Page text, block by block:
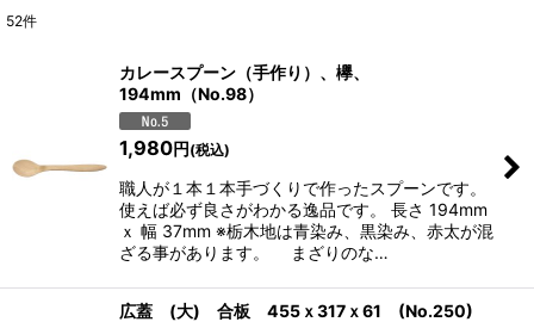
絞り込む
52件
カレースプーン（手作り）、欅、
194mm（No.98）
1,980円(税込)
職人が１本１本手づくりで作ったスプーンです。
使えば必ず良さがわかる逸品です。 長さ 194mm
ｘ 幅 37mm ※栃木地は青染み、黒染み、赤太が混
ざる事があります。 まざりのな…
広蓋 (大) 合板 455ｘ317ｘ61 (No.250)